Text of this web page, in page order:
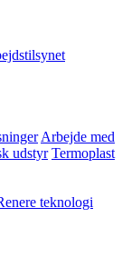
Arbejde med
udstyr Termoplast
teknologi